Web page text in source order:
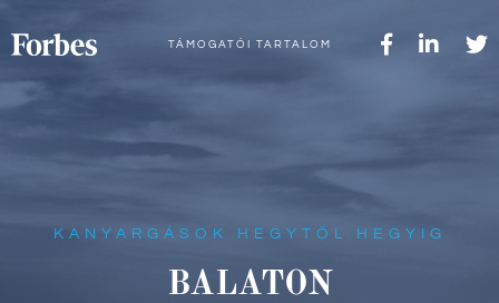
TÁMOGATÓI TARTALOM
KANYARGÁSOK HEGYTŐL HEGYIG
BALATON